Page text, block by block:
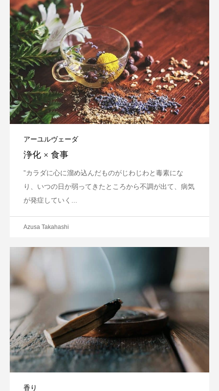
アーユルヴェーダ
浄化 × 食事
”カラダに心に溜め込んだものがじわじわと毒素にな
り、いつの日か弱ってきたところから不調が出て、病気
が発症していく...
Azusa Takahashi
香り